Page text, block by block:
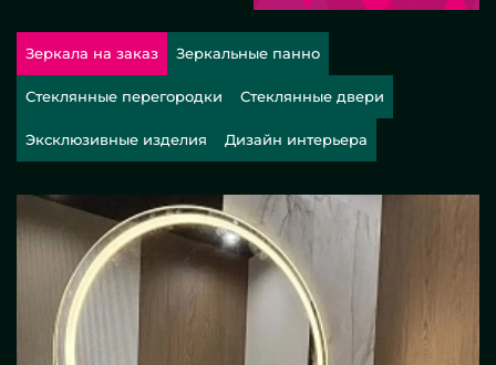
Зеркала на заказ Зеркальные панно
Стеклянные перегородки Стеклянные двери
Эксклюзивные изделия Дизайн интерьера